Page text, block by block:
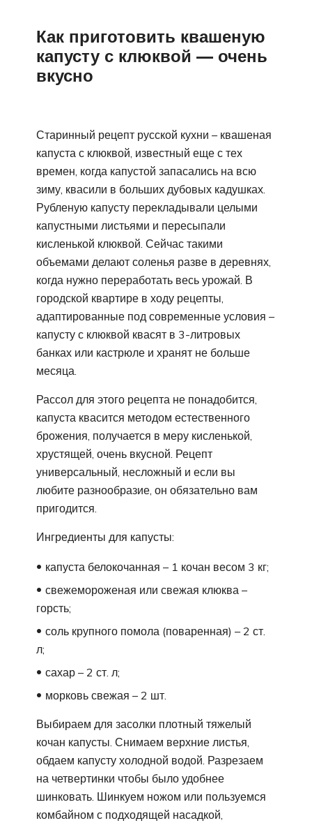
Как приготовить квашеную
капусту с клюквой — очень
вкусно
Старинный рецепт русской кухни – квашеная
капуста с клюквой, известный еще с тех
времен, когда капустой запасались на всю
зиму, квасили в больших дубовых кадушках.
Рубленую капусту перекладывали целыми
капустными листьями и пересыпали
кисленькой клюквой. Сейчас такими
объемами делают соленья разве в деревнях,
когда нужно переработать весь урожай. В
городской квартире в ходу рецепты,
адаптированные под современные условия –
капусту с клюквой квасят в 3-литровых
банках или кастрюле и хранят не больше
месяца.
Рассол для этого рецепта не понадобится,
капуста квасится методом естественного
брожения, получается в меру кисленькой,
хрустящей, очень вкусной. Рецепт
универсальный, несложный и если вы
любите разнообразие, он обязательно вам
пригодится.
Ингредиенты для капусты:
капуста белокочанная – 1 кочан весом 3 кг;
свежемороженая или свежая клюква –
горсть;
соль крупного помола (поваренная) – 2 ст.
л;
сахар – 2 ст. л;
морковь свежая – 2 шт.
Выбираем для засолки плотный тяжелый
кочан капусты. Снимаем верхние листья,
обдаем капусту холодной водой. Разрезаем
на четвертинки чтобы было удобнее
шинковать. Шинкуем ножом или пользуемся
комбайном с подходящей насадкой,